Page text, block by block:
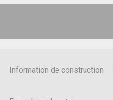
Information de construction